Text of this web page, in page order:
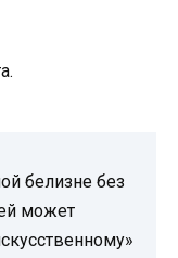
белизне без
может